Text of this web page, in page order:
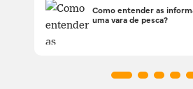
Como entender as
uma vara de pesca?